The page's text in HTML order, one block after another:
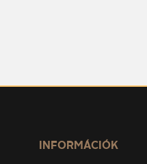
INFORMÁCIÓK